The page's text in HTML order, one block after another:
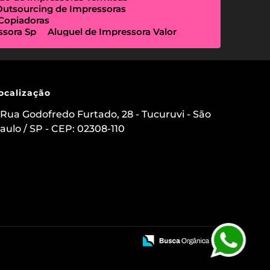
de Impressoras
Sp
Aluguel de Impressora Valor
Manutenção de Impressora
e Locação de Impressoras
de Scanner de Mesa
Aluguel de Etiquetadora
para Clínicas Médicas
Impressoras
Rua Godofredo Furtado, 28 - Tucuruvi - São
/ SP - CEP: 02308-110